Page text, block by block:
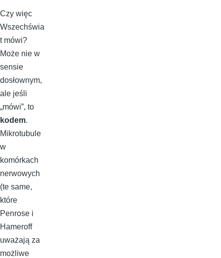
Czy więc
Wszechświa
t mówi?
Może nie w
sensie
dosłownym,
ale jeśli
„mówi”, to
kodem.
Mikrotubule
w
komórkach
nerwowych
(te same,
które
Penrose i
Hameroff
uważają za
możliwe